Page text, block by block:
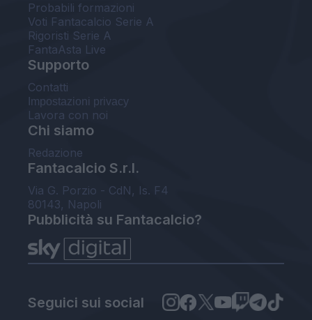
Probabili formazioni
Voti Fantacalcio Serie A
Rigoristi Serie A
FantaAsta Live
Supporto
Contatti
Impostazioni privacy
Lavora con noi
Chi siamo
Redazione
Fantacalcio S.r.l.
Via G. Porzio - CdN, Is. F4
80143, Napoli
Pubblicità su Fantacalcio?
Seguici sui social